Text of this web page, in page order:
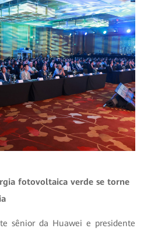
fotovoltaica verde se torne
sênior da Huawei e presidente